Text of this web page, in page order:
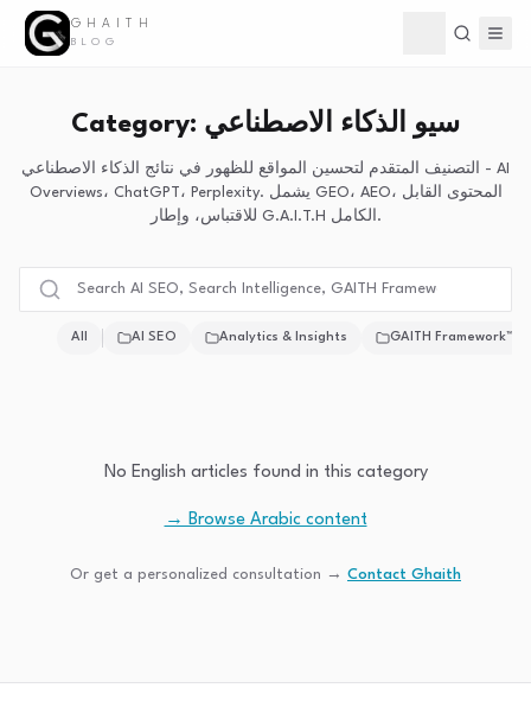
GHAITH
BLOG Toggle theme
Category: سيو الذكاء الاصطناعي
التصنيف المتقدم لتحسين المواقع للظهور في نتائج الذكاء الاصطناعي - AI
Overviews، ChatGPT، Perplexity. يشمل GEO، AEO، المحتوى القابل
للاقتباس، وإطار G.A.I.T.H الكامل.
All AI SEO Analytics & Insights GAITH Framework™
No English articles found in this category
→ Browse Arabic content
Or get a personalized consultation → Contact Ghaith